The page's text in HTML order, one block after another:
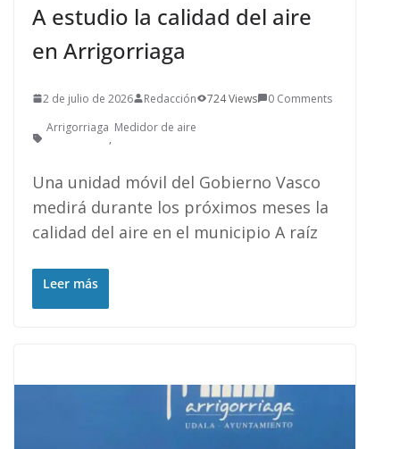
A estudio la calidad del aire
en Arrigorriaga
2 de julio de 2026 Redacción 724 Views
0 Comments
Arrigorriaga
,
Medidor de aire
Una unidad móvil del Gobierno Vasco
medirá durante los próximos meses la
calidad del aire en el municipio A raíz
Leer más